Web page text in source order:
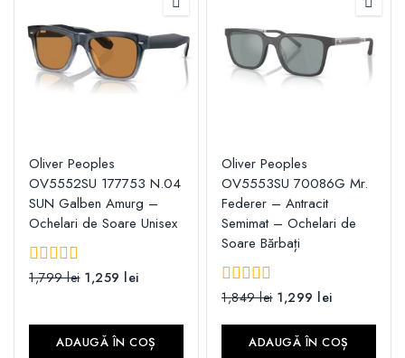
Oliver Peoples
OV5552SU 177753 N.04
SUN Galben Amurg –
Ochelari de Soare Unisex
0
1,799lei 1,259 lei
ADAUGĂ ÎN COȘ
Oliver Peoples
OV5553SU 70086G Mr.
Federer – Antracit
Semimat – Ochelari de
Soare Bărbați
0
5
1,849lei 1,299 lei
ADAUGĂ ÎN COȘ